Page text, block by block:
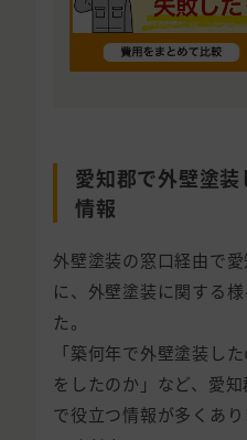
愛知郡で外壁塗
情報
外壁塗装の窓口経由で
に、外壁塗装に関する
た。
「築何年で外壁塗装し
をしたのか」など、愛
で役立つ情報が多くあ